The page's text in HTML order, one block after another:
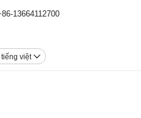
13664112700
tiếng việt 